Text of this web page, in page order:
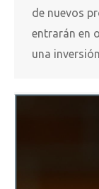
de nuevos
entrarán en
una